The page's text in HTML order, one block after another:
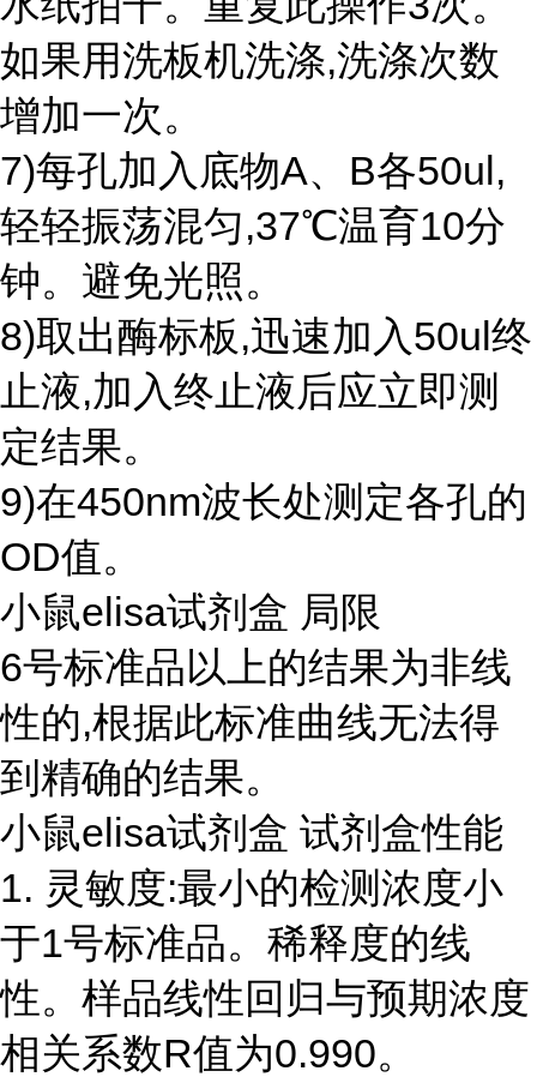
如果用洗板机洗涤,洗涤次数
增加一次。
7)每孔加入底物A、B各50ul,
轻轻振荡混匀,37℃温育10分
钟。避免光照。
8)取出酶标板,迅速加入50ul终
止液,加入终止液后应立即测
定结果。
9)在450nm波长处测定各孔的
OD值。
小鼠elisa试剂盒 局限
6号标准品以上的结果为非线
性的,根据此标准曲线无法得
到精确的结果。
小鼠elisa试剂盒 试剂盒性能
1. 灵敏度:最小的检测浓度小
于1号标准品。稀释度的线
性。样品线性回归与预期浓度
相关系数R值为0.990。